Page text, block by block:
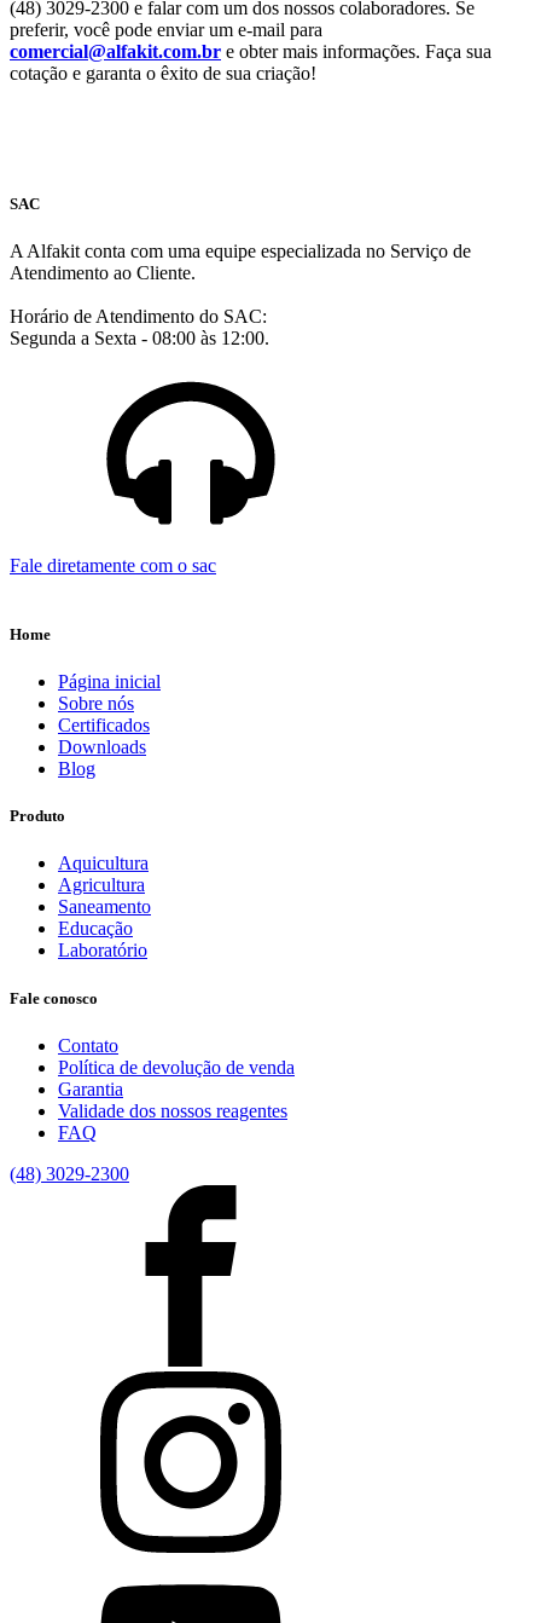
(48) 3029-2300 e falar com um dos nossos colaboradores. Se
preferir, você pode enviar um e-mail para
comercial@alfakit.com.br e obter mais informações. Faça sua
cotação e garanta o êxito de sua criação!
SAC
A Alfakit conta com uma equipe especializada no Serviço de
Atendimento ao Cliente.
Horário de Atendimento do SAC:
Segunda a Sexta - 08:00 às 12:00.
Fale diretamente com o sac
Home
Página inicial
Sobre nós
Certificados
Downloads
Blog
Produto
Aquicultura
Agricultura
Saneamento
Educação
Laboratório
Fale conosco
Contato
Política de devolução de venda
Garantia
Validade dos nossos reagentes
FAQ
(48) 3029-2300